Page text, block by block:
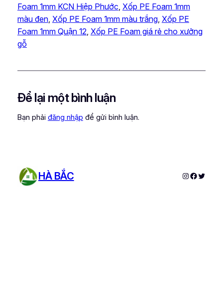
Foam 1mm KCN Hiệp Phước, Xốp PE Foam 1mm
màu đen, Xốp PE Foam 1mm màu trắng, Xốp PE
Foam 1mm Quận 12, Xốp PE Foam giá rẻ cho xưởng
gỗ
Để lại một bình luận
Bạn phải đăng nhập để gửi bình luận.
HÀ BẮC Instagram
Twitter